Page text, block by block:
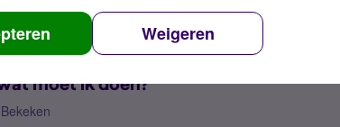
Weigeren
moet ik doen?